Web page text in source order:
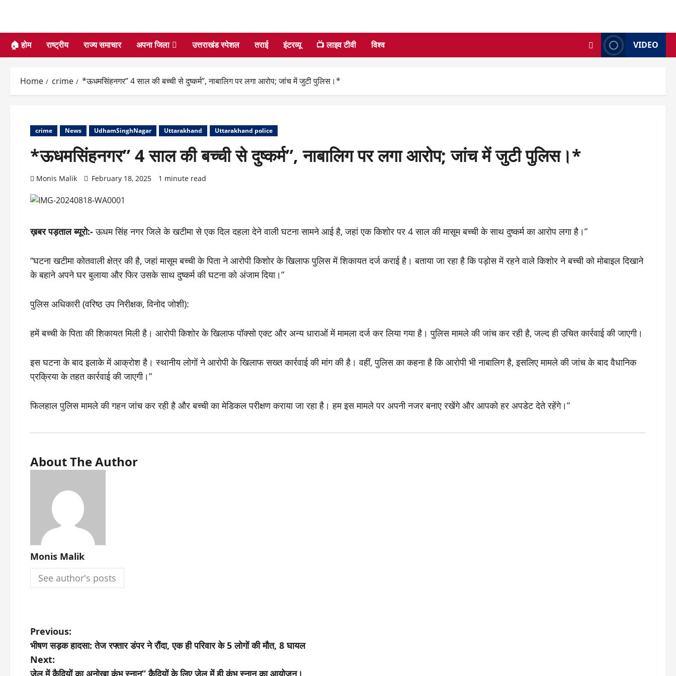
🏠 होम राष्ट्रीय राज्य समाचार अपना जिला उत्तराखंड स्पेशल तराई इंटरव्यू 📺 लाइव टीवी विश्व VIDEO
Home crime *ऊधमसिंहनगर” 4 साल की बच्ची से दुष्कर्म”, नाबालिग पर लगा आरोप; जांच में जुटी पुलिस।*
crime News UdhamSinghNagar Uttarakhand Uttarakhand police
*ऊधमसिंहनगर” 4 साल की बच्ची से दुष्कर्म”, नाबालिग पर लगा आरोप; जांच में जुटी पुलिस।*
Monis Malik February 18, 2025 1 minute read
ख़बर पड़ताल ब्यूरो:-ऊधम सिंह नगर जिले के खटीमा से एक दिल दहला देने वाली घटना सामने आई है, जहां एक किशोर पर 4 साल की मासूम बच्ची के साथ दुष्कर्म का आरोप लगा है।”
“घटना खटीमा कोतवाली क्षेत्र की है, जहां मासूम बच्ची के पिता ने आरोपी किशोर के खिलाफ पुलिस में शिकायत दर्ज कराई है। बताया जा रहा है कि पड़ोस में रहने वाले किशोर ने बच्ची को मोबाइल दिखाने
के बहाने अपने घर बुलाया और फिर उसके साथ दुष्कर्म की घटना को अंजाम दिया।”
पुलिस अधिकारी (वरिष्ठ उप निरीक्षक, विनोद जोशी):
हमें बच्ची के पिता की शिकायत मिली है। आरोपी किशोर के खिलाफ पॉक्सो एक्ट और अन्य धाराओं में मामला दर्ज कर लिया गया है। पुलिस मामले की जांच कर रही है, जल्द ही उचित कार्रवाई की जाएगी।
इस घटना के बाद इलाके में आक्रोश है। स्थानीय लोगों ने आरोपी के खिलाफ सख्त कार्रवाई की मांग की है। वहीं, पुलिस का कहना है कि आरोपी भी नाबालिग है, इसलिए मामले की जांच के बाद वैधानिक
प्रक्रिया के तहत कार्रवाई की जाएगी।”
फिलहाल पुलिस मामले की गहन जांच कर रही है और बच्ची का मेडिकल परीक्षण कराया जा रहा है। हम इस मामले पर अपनी नजर बनाए रखेंगे और आपको हर अपडेट देते रहेंगे।”
About The Author
Monis Malik
See author's posts
P
o
Previous:
भीषण सड़क हादसा: तेज रफ्तार डंपर ने रौंदा, एक ही परिवार के 5 लोगों की मौत, 8 घायल
Next:
जेल में कैदियों का अनोखा कुंभ स्नान” कैदियों के लिए जेल में ही कुंभ स्नान का आयोजन।